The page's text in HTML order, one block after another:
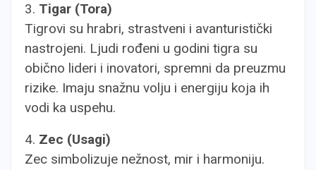
3. Tigar (Tora)
Tigrovi su hrabri, strastveni i avanturistički
nastrojeni. Ljudi rođeni u godini tigra su
obično lideri i inovatori, spremni da preuzmu
rizike. Imaju snažnu volju i energiju koja ih
vodi ka uspehu.
4. Zec (Usagi)
Zec simbolizuje nežnost, mir i harmoniju.